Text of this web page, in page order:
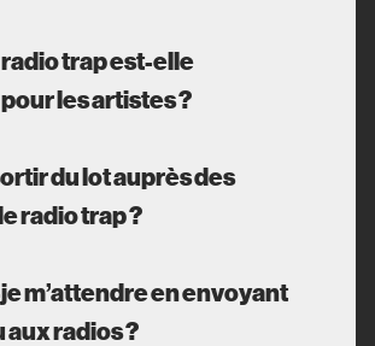
trap est-elle
les artistes ?
du lot auprès des
radio trap ?
m’attendre en envoyant
radios ?